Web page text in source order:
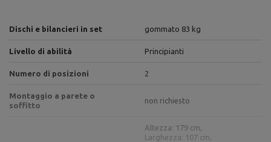
Dischi e bilancieri in set gommato 83 kg
Livello di abilità Principianti
Numero di posizioni 2
Montaggio a parete o
soffitto
non richiesto
Altezza: 179 cm,
Larghezza: 107 cm,